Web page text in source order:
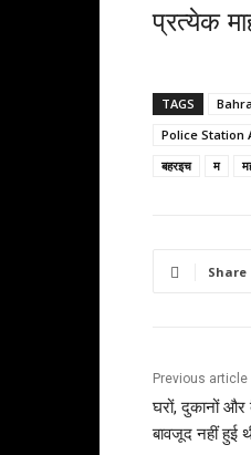
प्रत्येक
TAGS
Police Station
बहरइच
म
Share
Previous article
घरों, दुकानों
बावजूद नहीं हुई